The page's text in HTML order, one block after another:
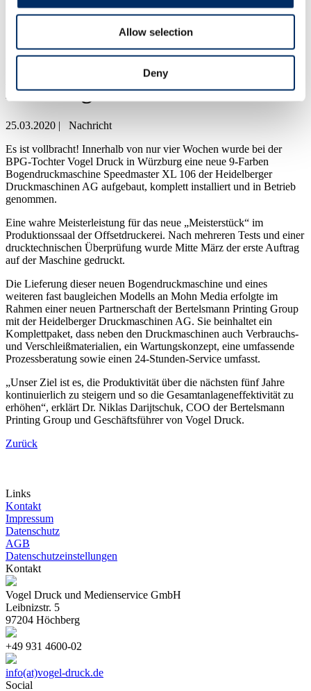
Allow selection
Deny
Unternehmen
Aktuelles
Neue Bogendruckmaschine in
Betrieb genommen
25.03.2020 |
Nachricht
Es ist vollbracht! Innerhalb von nur vier Wochen wurde bei der
BPG-Tochter Vogel Druck in Würzburg eine neue 9-Farben
Bogendruckmaschine Speedmaster XL 106 der Heidelberger
Druckmaschinen AG aufgebaut, komplett installiert und in Betrieb
genommen.
Eine wahre Meisterleistung für das neue „Meisterstück“ im
Produktionssaal der Offsetdruckerei. Nach mehreren Tests und einer
drucktechnischen Überprüfung wurde Mitte März der erste Auftrag
auf der Maschine gedruckt.
Die Lieferung dieser neuen Bogendruckmaschine und eines
weiteren fast baugleichen Modells an Mohn Media erfolgte im
Rahmen einer neuen Partnerschaft der Bertelsmann Printing Group
mit der Heidelberger Druckmaschinen AG. Sie beinhaltet ein
Komplettpaket, dass neben den Druckmaschinen auch Verbrauchs-
und Verschleißmaterialien, ein Wartungskonzept, eine umfassende
Prozessberatung sowie einen 24-Stunden-Service umfasst.
„Unser Ziel ist es, die Produktivität über die nächsten fünf Jahre
kontinuierlich zu steigern und so die Gesamtanlageneffektivität zu
erhöhen“, erklärt Dr. Niklas Darijtschuk, COO der Bertelsmann
Printing Group und Geschäftsführer von Vogel Druck.
Zurück
Links
Kontakt
Impressum
Datenschutz
AGB
Datenschutzeinstellungen
Kontakt
Vogel Druck und Medienservice GmbH
Leibnizstr. 5
97204 Höchberg
+49 931 4600-02
info(at)vogel-druck.de
Social